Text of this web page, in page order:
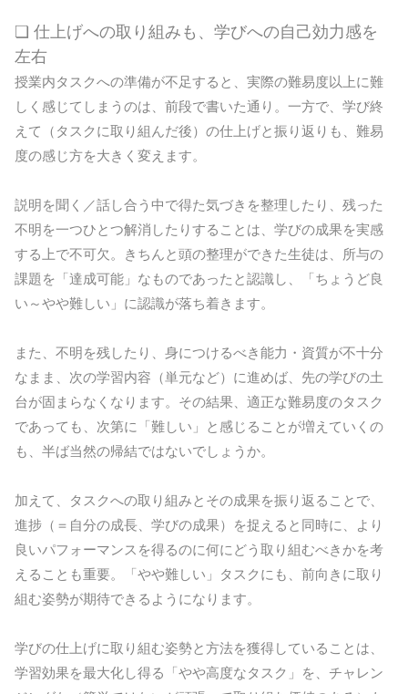
❏ 仕上げへの取り組みも、学びへの自己効力感を
左右
授業内タスクへの準備が不足すると、実際の難易度以上に難
しく感じてしまうのは、前段で書いた通り。一方で、学び終
えて（タスクに取り組んだ後）の仕上げと振り返りも、難易
度の感じ方を大きく変えます。
説明を聞く／話し合う中で得た気づきを整理したり、残った
不明を一つひとつ解消したりすることは、学びの成果を実感
する上で不可欠。きちんと頭の整理ができた生徒は、所与の
課題を「達成可能」なものであったと認識し、「ちょうど良
い～やや難しい」に認識が落ち着きます。
また、不明を残したり、身につけるべき能力・資質が不十分
なまま、次の学習内容（単元など）に進めば、先の学びの土
台が固まらなくなります。その結果、適正な難易度のタスク
であっても、次第に「難しい」と感じることが増えていくの
も、半ば当然の帰結ではないでしょうか。
加えて、タスクへの取り組みとその成果を振り返ることで、
進捗（＝自分の成長、学びの成果）を捉えると同時に、より
良いパフォーマンスを得るのに何にどう取り組むべきかを考
えることも重要。「やや難しい」タスクにも、前向きに取り
組む姿勢が期待できるようになります。
学びの仕上げに取り組む姿勢と方法を獲得していることは、
学習効果を最大化し得る「やや高度なタスク」を、チャレン